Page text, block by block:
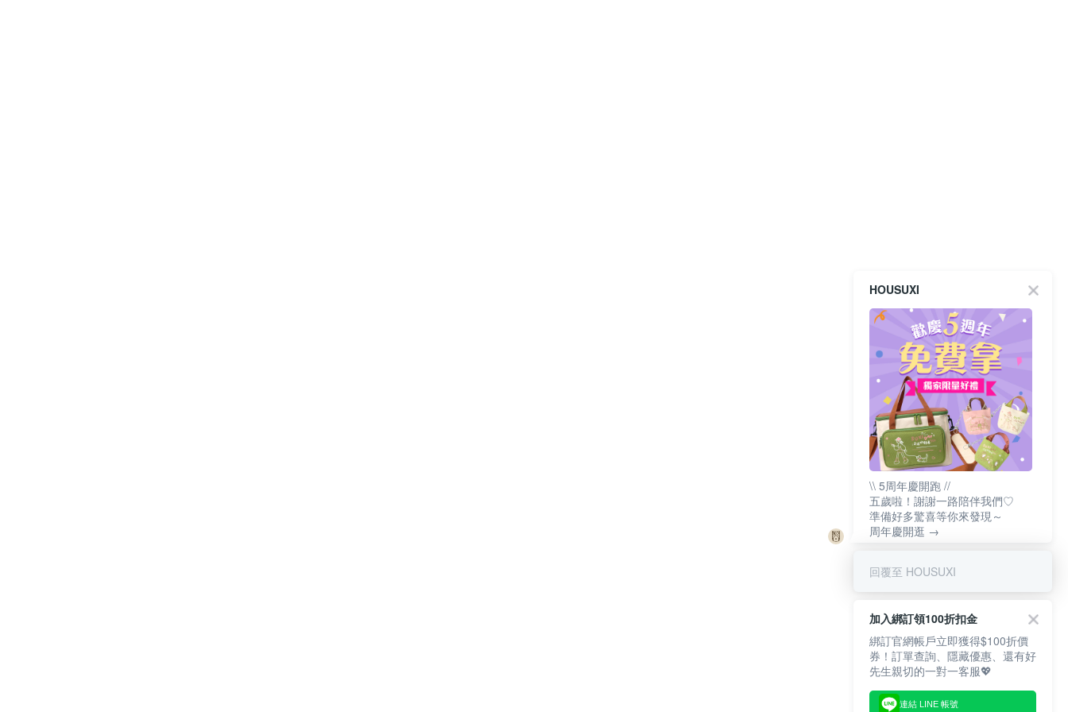
HOUSUXI
\\ 5周年慶開跑 //
五歲啦！謝謝一路陪伴我們♡
準備好多驚喜等你來發現～
周年慶開逛 →
回覆至 HOUSUXI
加入綁訂領100折扣金
綁訂官網帳戶立即獲得$100折價
券！訂單查詢、隱藏優惠、還有好
先生親切的一對一客服💖
連結 LINE 帳號